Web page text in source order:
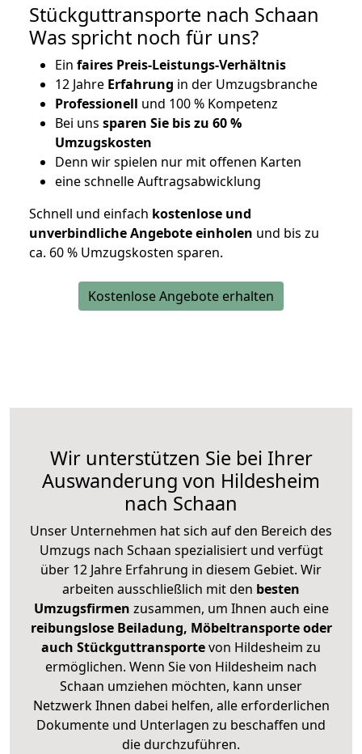
Stückguttransporte nach Schaan
Was spricht noch für uns?
Ein faires Preis-Leistungs-Verhältnis
12 Jahre Erfahrung in der Umzugsbranche
Professionell und 100 % Kompetenz
Bei uns sparen Sie bis zu 60 %
Umzugskosten
Denn wir spielen nur mit offenen Karten
eine schnelle Auftragsabwicklung
Schnell und einfach kostenlose und
unverbindliche Angebote einholen und bis zu
ca. 60 % Umzugskosten sparen.
Kostenlose Angebote erhalten
Wir unterstützen Sie bei Ihrer
Auswanderung von Hildesheim
nach Schaan
Unser Unternehmen hat sich auf den Bereich des
Umzugs nach Schaan spezialisiert und verfügt
über 12 Jahre Erfahrung in diesem Gebiet. Wir
arbeiten ausschließlich mit den besten
Umzugsfirmen zusammen, um Ihnen auch eine
reibungslose Beiladung, Möbeltransporte oder
auch Stückguttransportevon Hildesheim zu
ermöglichen. Wenn Sie von Hildesheim nach
Schaan umziehen möchten, kann unser
Netzwerk Ihnen dabei helfen, alle erforderlichen
Dokumente und Unterlagen zu beschaffen und
die durchzuführen.